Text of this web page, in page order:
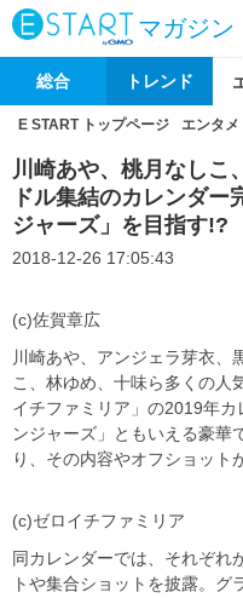
マガジン
総合 トレンド
E START トップページ エンタメ
川崎あや、桃月なしこ
ドル集結のカレンダ
ジャーズ」を目指す!?
2018-12-26 17:05:43
(c)佐賀章広
川崎あや、アンジェラ芽衣、
こ、林ゆめ、十味ら多くの人
イチファミリア」の2019年
ンジャーズ」ともいえる豪華
り、その内容やオフショット
(c)ゼロイチファミリア
同カレンダーでは、それぞれ
トや集合ショットを披露。グ